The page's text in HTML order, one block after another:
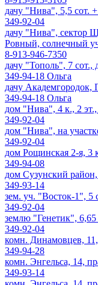
дачу "Нива", 5,5 сот.
349-92-04
дачу "Нива", сектор
Ровный, солнечный
8-913-946-7350
дачу "Тополь", 7 сот.,
349-94-18 Ольга
дачу
349-94-18 Ольга
дом "Нива", 4 к., 2
349-92-04
дом "Нива", на
349-92-04
дом Рощинская 2-я, 3
349-94-08
дом Сузунский
349-93-14
зем. уч. "Восток-1", 5
349-92-04
землю "Генетик", 6,65
349-92-04
комн. Динамовцев,
349-94-28
комн. Энгельса, 14,
349-93-14